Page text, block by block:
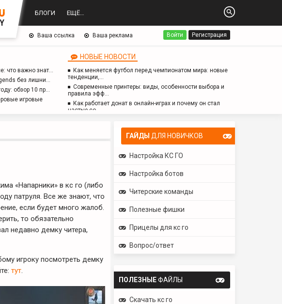
БЛОГИ ЕЩЁ…
Ваша ссылка Ваша реклама Войти Регистрация
что важно знат…
без лишни…
обзор 10 пр…
игровые
НОВЫЕ НОВОСТИ
Как меняется футбол перед чемпионатом мира: новые
тенденции,…
Современные принтеры: виды, особенности выбора и
правила эфф…
Как работает донат в онлайн-играх и почему он стал
частью со…
ГАЙДЫ ДЛЯ НОВИЧКОВ
Настройка КС ГО
Настройка ботов
Читерские команды
Полезные фишки
Прицелы для кс го
Вопрос/ответ
ПОЛЕЗНЫЕФАЙЛЫ
Скачать кс го
«Напарники» в кс го (либо
патруля. Все же знают, что
если будет много жалоб.
то обязательно
недавно демку читера,
игроку посмотреть демку
тут.